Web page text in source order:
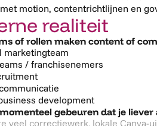
motion, contentrichtlijnen en
realiteit
of rollen maken content of
marketingteam
/ franchisenemers
development
gebeuren dat je liever